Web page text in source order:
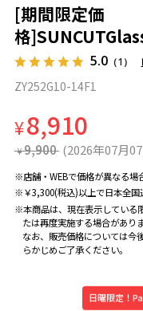
[期間限定価
格
5.0 （1）
ZY252G10-14F1
¥8,910
¥ 9,900 (2026年07月
※店舗・WEBで価格が異なる場
※￥3,300(税込)以上で日本全国
※本商品は、現在表示している
たは再度実施する場合がありま
なお、販売価格については今
らかじめご了承ください。
日曜限定！